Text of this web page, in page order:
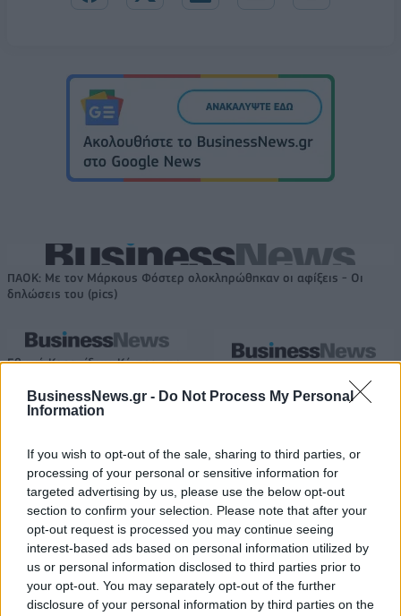
BusinessNews.gr - Do Not Process My Personal
Information
If you wish to opt-out of the sale, sharing to third parties, or
processing of your personal or sensitive information for
targeted advertising by us, please use the below opt-out
section to confirm your selection. Please note that after your
opt-out request is processed you may continue seeing
interest-based ads based on personal information utilized by
us or personal information disclosed to third parties prior to
your opt-out. You may separately opt-out of the further
disclosure of your personal information by third parties on the
ΠΑΟΚ: Με τον Μάρκους Φόστερ ολοκληρώθηκαν οι αφίξεις - Οι
δηλώσεις του (pics)
Εθνική Κορασίδων: Κόντρα στη
στον τελικό (live stream)
Στα 15 δισ. ευρώ ο στόχος για
νέα δάνεια το 2026 - Η
α΄ εξάμηνο
Όμιλος ΔΕΗ: Νέα συμφωνία για χαρτοφυλάκιο έργων ΑΠΕ άνω των 2
GW σε Πολωνία και Ουγγαρία
ΣΚΑΪ: Ολοκληρώθηκε η θητεία